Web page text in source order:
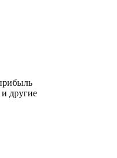
другие